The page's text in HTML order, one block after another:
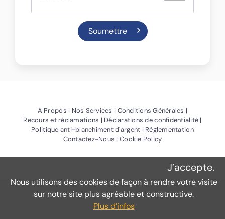
A Propos(Ouvre une nouvelle fenêtre)
Nos Services (Ouvre une nouvelle fenêtre)
Conditions Générales (Ouvre une
Recours et réclamations (Ouvre une nouvelle fenêtre)
Déclarations de confidentialité(Ouvre
Politique anti-blanchiment d'argent(Ouvre une nouvelle
Réglementation
Contactez-Nous (Ouvre une nouvelle fenêtre)
Cookie Policy(Ouvre une nouvelle
Nous utilisons des cookies de façon à rendre votre visite
sur notre site plus agréable et constructive.
Plus d’infos
J’accepte.